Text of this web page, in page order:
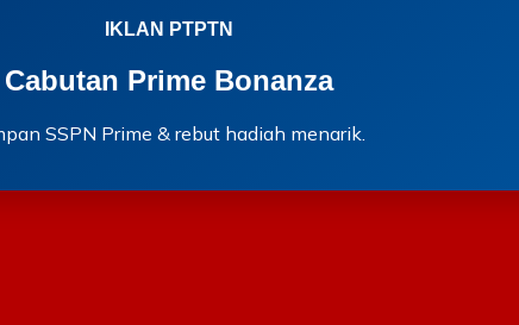
IKLAN PTPTN
Cabutan Prime Bonanza
SSPN Prime & rebut hadiah menarik.